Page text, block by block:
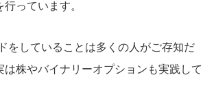
っています。
をしていることは多くの人がご存知だ
は株やバイナリーオプションも実践して